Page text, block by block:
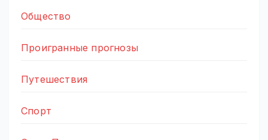
Общество
Проигранные прогнозы
Путешествия
Спорт